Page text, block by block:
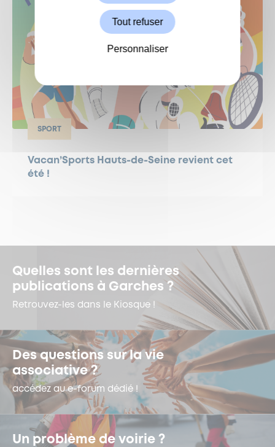
SPORT
Vacan’Sports Hauts-de-Seine revient cet
été !
Quelles sont les dernières
publications à Garches ?
Retrouvez-les dans le Kiosque !
Des questions sur la vie
associative ?
accédez au e-forum dédié !
Un problème de voirie ?
Tout refuser
Personnaliser